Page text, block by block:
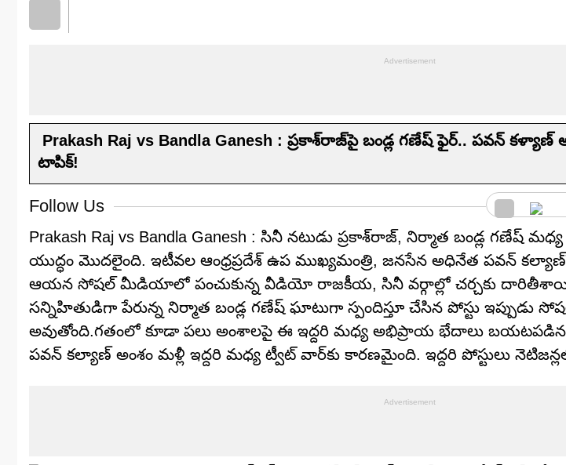
Prakash Raj vs Bandla Ganesh : ప్రకాశ్‌రాజ్‌పై బండ్ల గణేష్ ఫైర్.. పవన్
టాపిక్!
Follow Us
Prakash Raj vs Bandla Ganesh : సినీ నటుడు ప్రకాశ్‌రాజ్, నిర్మాత బండ్ల
యుద్ధం మొదలైంది. ఇటీవల ఆంధ్రప్రదేశ్ ఉప ముఖ్యమంత్రి, జనసేన అధినేత పవన్
ఆయన సోషల్ మీడియాలో పంచుకున్న వీడియో రాజకీయ, సినీ వర్గాల్లో చర్చకు
సన్నిహితుడిగా పేరున్న నిర్మాత బండ్ల గణేష్ ఘాటుగా స్పందిస్తూ చేసిన పోస్టు
అవుతోంది.గతంలో కూడా పలు అంశాలపై ఈ ఇద్దరి మధ్య అభిప్రాయ భేదాలు
పవన్ కల్యాణ్ అంశం మళ్లీ ఇద్దరి మధ్య ట్వీట్ వార్‌కు కారణమైంది. ఇద్దరి పోస్టులు